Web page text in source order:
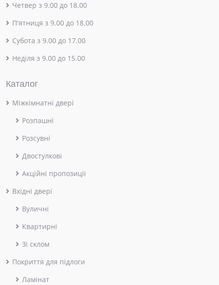
Четвер з 9.00 до 18.00
П'ятниця з 9.00 до 18.00
Субота з 9.00 до 17.00
Неділя з 9.00 до 15.00
Каталог
Міжкімнатні двері
Розпашні
Розсувні
Двостулкові
Акційні пропозиції
Вхідні двері
Вуличні
Квартирні
Зі склом
Покриття для підлоги
Ламінат